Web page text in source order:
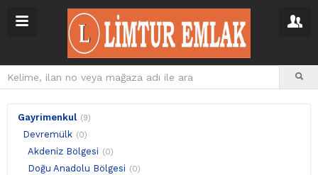
Gayrimenkul (9)
Devremülk (0)
Akdeniz Bölgesi (0)
Doğu Anadolu Bölgesi (0)